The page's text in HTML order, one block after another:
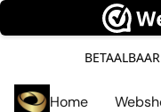
Home